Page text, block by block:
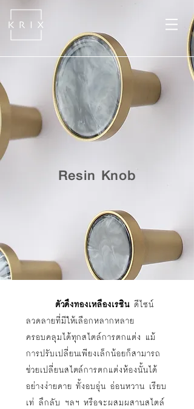
Resin Knob
ตัวดึงทองเหลืองเรซินดีไซน์
ลวดลายที่มีให้เลือกหลากหลาย
ครอบคลุมได้ทุกสไตล์การตกแต่ง แม้
การปรับเปลี่ยนเพียงเล็กน้อยก็สามารถ
ช่วยเปลี่ยนสไตล์การตกแต่งห้องนั้นได้
อย่างง่ายดาย ทั้งอบอุ่น อ่อนหวาน เรียบ
เท่ ลึกลับ ฯลฯ หรือจะผสมผสานสไตล์